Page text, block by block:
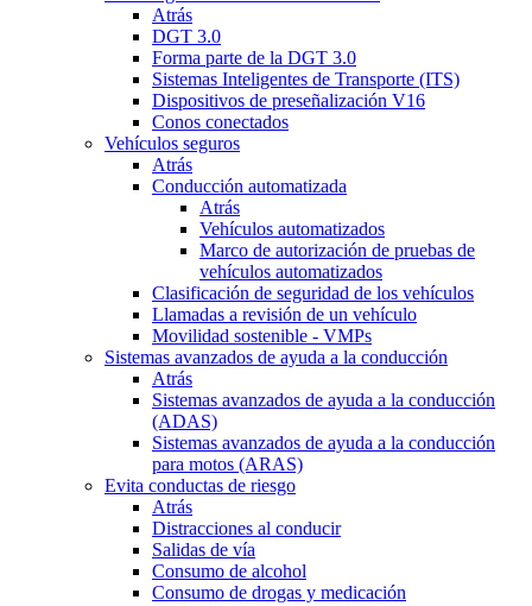
Atrás
DGT 3.0
Forma parte de la DGT 3.0
Sistemas Inteligentes de Transporte (ITS)
Dispositivos de preseñalización V16
Conos conectados
Vehículos seguros
Atrás
Conducción automatizada
Atrás
Vehículos automatizados
Marco de autorización de pruebas de
vehículos automatizados
Clasificación de seguridad de los vehículos
Llamadas a revisión de un vehículo
Movilidad sostenible - VMPs
Sistemas avanzados de ayuda a la conducción
Atrás
Sistemas avanzados de ayuda a la conducción
(ADAS)
Sistemas avanzados de ayuda a la conducción
para motos (ARAS)
Evita conductas de riesgo
Atrás
Distracciones al conducir
Salidas de vía
Consumo de alcohol
Consumo de drogas y medicación